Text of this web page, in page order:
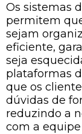
Os sistemas
permitem
sejam
eficiente,
seja
plataformas
que os
dúvidas de
reduzindo a
com a